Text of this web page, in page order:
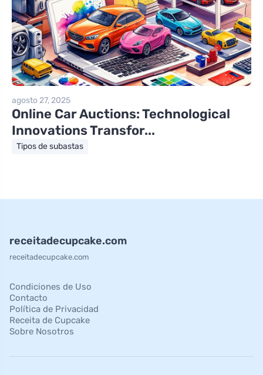
agosto 27, 2025
Online Car Auctions: Technological
Innovations Transfor...
Tipos de subastas
receitadecupcake.com
receitadecupcake.com
Condiciones de Uso
Contacto
Política de Privacidad
Receita de Cupcake
Sobre Nosotros